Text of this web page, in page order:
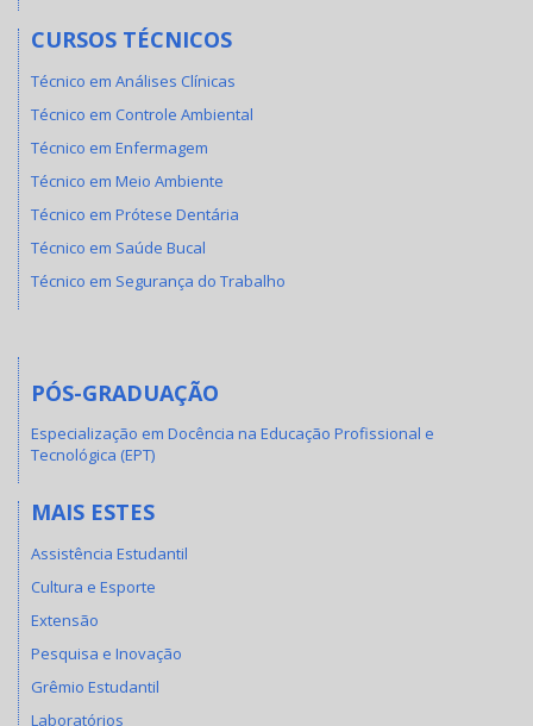
CURSOS TÉCNICOS
Técnico em Análises Clínicas
Técnico em Controle Ambiental
Técnico em Enfermagem
Técnico em Meio Ambiente
Técnico em Prótese Dentária
Técnico em Saúde Bucal
Técnico em Segurança do Trabalho
PÓS-GRADUAÇÃO
Especialização em Docência na Educação Profissional e
Tecnológica (EPT)
MAIS ESTES
Assistência Estudantil
Cultura e Esporte
Extensão
Pesquisa e Inovação
Grêmio Estudantil
Laboratórios